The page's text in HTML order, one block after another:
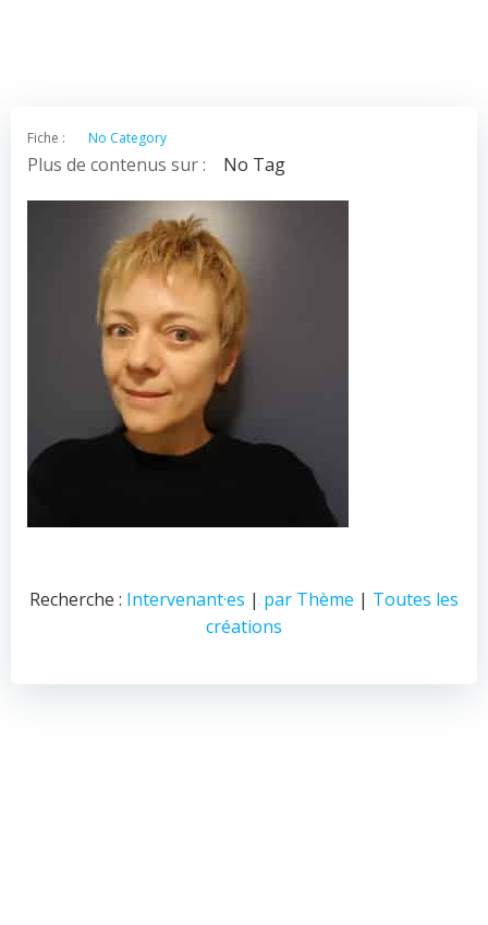
Fiche : No Category
Plus de contenus sur : No Tag
Recherche : Intervenant·es | par Thème | Toutes les
créations